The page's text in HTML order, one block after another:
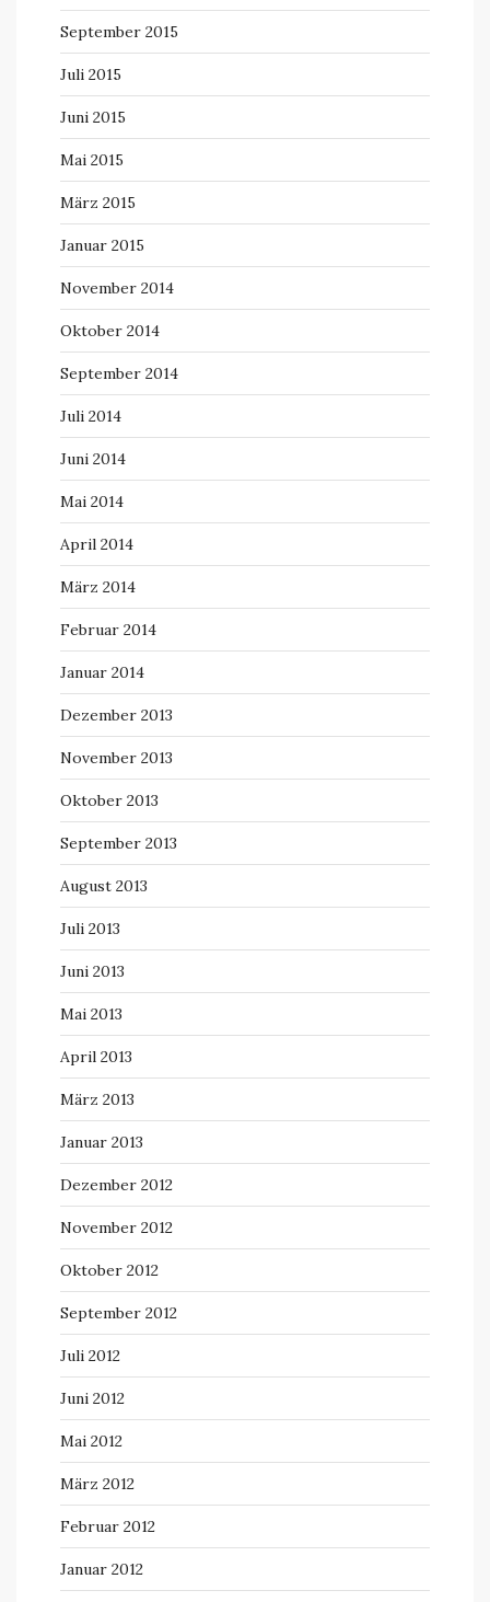
September 2015
Juli 2015
Juni 2015
Mai 2015
März 2015
Januar 2015
November 2014
Oktober 2014
September 2014
Juli 2014
Juni 2014
Mai 2014
April 2014
März 2014
Februar 2014
Januar 2014
Dezember 2013
November 2013
Oktober 2013
September 2013
August 2013
Juli 2013
Juni 2013
Mai 2013
April 2013
März 2013
Januar 2013
Dezember 2012
November 2012
Oktober 2012
September 2012
Juli 2012
Juni 2012
Mai 2012
März 2012
Februar 2012
Januar 2012